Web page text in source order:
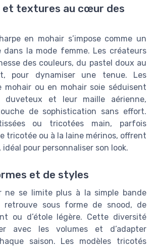
et textures au cœur des
en mohair s’impose comme un
dans la mode femme. Les créateurs
des couleurs, du pastel doux au
pour dynamiser une tenue. Les
mohair ou en mohair soie séduisent
duveteux et leur maille aérienne,
de sophistication sans effort.
ou tricotées main, parfois
tricotée ou à la laine mérinos, offrent
pour personnaliser son look.
et de styles
ne se limite plus à la simple bande
retrouve sous forme de snood, de
ou d’étole légère. Cette diversité
avec les volumes et d’adapter
saison. Les modèles tricotés